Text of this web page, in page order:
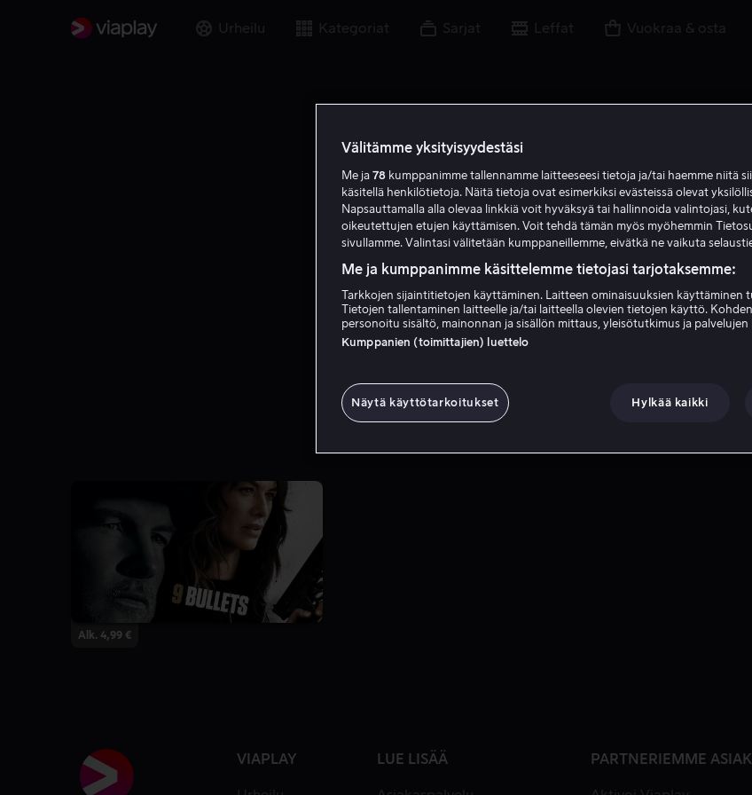
Urheilu Kategoriat Sarjat Leffat Vuokraa & osta
G G
Gigi Gaston
Alk. 4,99 €
VIAPLAY LUE LISÄÄ PARTNERIEMME
Välitämme yksityisyydestäsi
Me ja 78 kumppanimme tallennamme laitteeseesi tietoja ja/tai haemme niitä
käsitellä henkilötietoja. Näitä tietoja ovat esimerkiksi evästeissä olevat
Napsauttamalla alla olevaa linkkiä voit hyväksyä tai hallinnoida valintojasi,
oikeutettujen etujen käyttämisen. Voit tehdä tämän myös myöhemmin
sivullamme. Valintasi välitetään kumppaneillemme, eivätkä ne vaikuta
Me ja kumppanimme käsittelemme tietojasi tarjotaksemme:
Tarkkojen sijaintitietojen käyttäminen. Laitteen ominaisuuksien käyttäminen
Tietojen tallentaminen laitteelle ja/tai laitteella olevien tietojen käyttö.
personoitu sisältö, mainonnan ja sisällön mittaus, yleisötutkimus ja palvelujen
Kumppanien (toimittajien) luettelo
Näytä käyttötarkoitukset Hylkää kaikki